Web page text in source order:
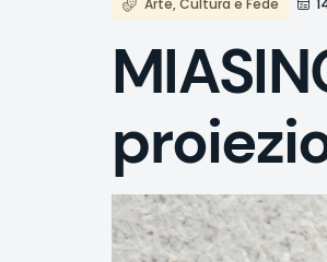
Arte, Cultura e Fede